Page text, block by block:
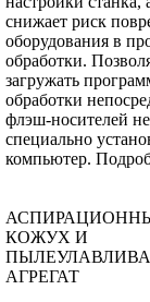
снижает риск
оборудования в
обработки.
загружать
обработки
флэш-носителей
специально
компьютер.
КОЖУХ И
АГРЕГАТ